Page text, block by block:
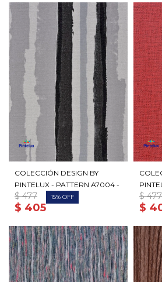
COLECCIÓN DESIGN BY
PINTELUX - PATTERN A7004 -
$ 405
$ 477 15
$
$ 477